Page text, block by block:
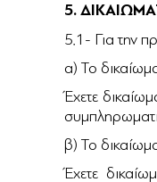
5.
5.1- Για την
α) Το
Έχετε
β) Το
Έχετε